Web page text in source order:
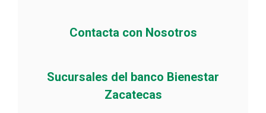
Contacta con Nosotros
Sucursales del banco Bienestar
Zacatecas